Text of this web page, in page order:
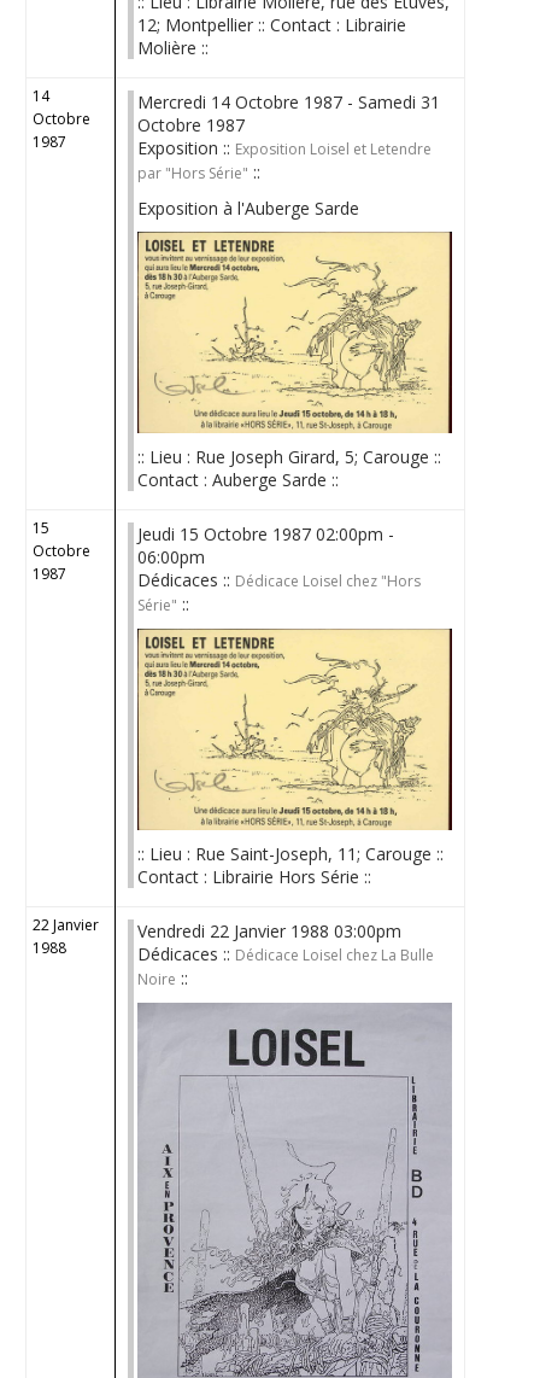
12; Montpellier :: Contact : Librairie
Molière ::
14
Octobre
1987
Mercredi 14 Octobre 1987 - Samedi 31
Octobre 1987
Exposition :: Exposition Loisel et Letendre
par "Hors Série" ::
Exposition à l'Auberge Sarde
:: Lieu : Rue Joseph Girard, 5; Carouge ::
Contact : Auberge Sarde ::
15
Octobre
1987
Jeudi 15 Octobre 1987 02:00pm -
06:00pm
Dédicaces :: Dédicace Loisel chez "Hors
Série" ::
:: Lieu : Rue Saint-Joseph, 11; Carouge ::
Contact : Librairie Hors Série ::
22 Janvier
1988
Vendredi 22 Janvier 1988 03:00pm
Dédicaces :: Dédicace Loisel chez La Bulle
Noire ::